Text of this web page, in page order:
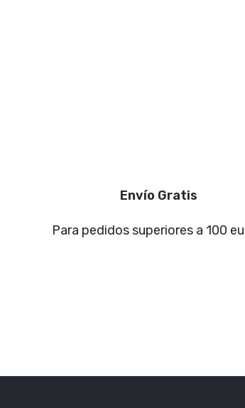
Envío Gratis
Para pedidos superiores a 100